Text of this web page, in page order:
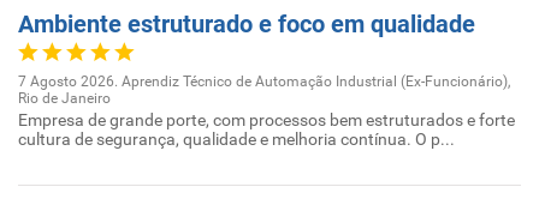
Ambiente estruturado e foco em qualidade
7 Agosto 2026. Aprendiz Técnico de Automação Industrial (Ex-Funcionário),
Rio de Janeiro
Empresa de grande porte, com processos bem estruturados e forte
cultura de segurança, qualidade e melhoria contínua. O p...